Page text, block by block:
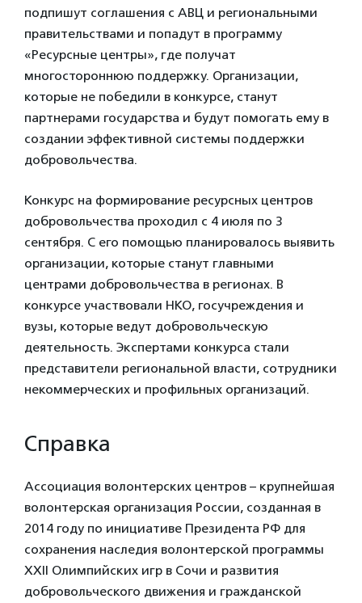
подпишут соглашения с АВЦ и региональными
правительствами и попадут в программу
«Ресурсные центры», где получат
многостороннюю поддержку. Организации,
которые не победили в конкурсе, станут
партнерами государства и будут помогать ему в
создании эффективной системы поддержки
добровольчества.
Конкурс на формирование ресурсных центров
добровольчества проходил с 4 июля по 3
сентября. С его помощью планировалось выявить
организации, которые станут главными
центрами добровольчества в регионах. В
конкурсе участвовали НКО, госучреждения и
вузы, которые ведут добровольческую
деятельность. Экспертами конкурса стали
представители региональной власти, сотрудники
некоммерческих и профильных организаций.
Справка
Ассоциация волонтерских центров – крупнейшая
волонтерская организация России, созданная в
2014 году по инициативе Президента РФ для
сохранения наследия волонтерской программы
XXII Олимпийских игр в Сочи и развития
добровольческого движения и гражданской